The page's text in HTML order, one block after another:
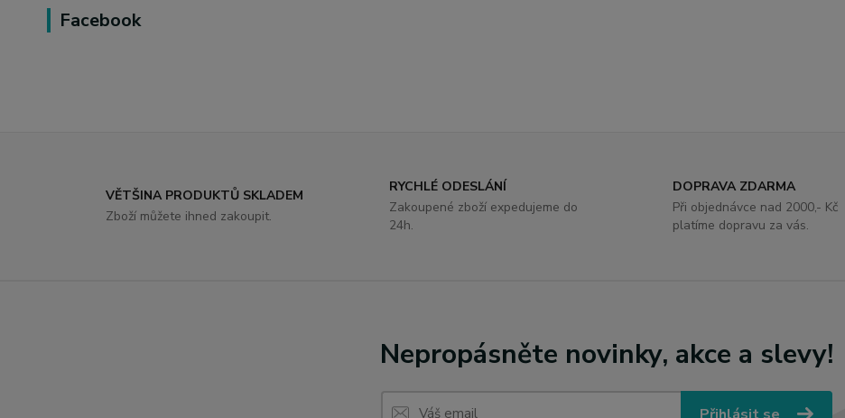
Facebook
VĚTŠINA PRODUKTŮ SKLADEM
Zboží můžete ihned zakoupit.
RYCHLÉ ODESLÁNÍ
Zakoupené zboží expedujeme do
24h.
DOPRAVA ZDARMA
Při objednávce nad 2000,- Kč
platíme dopravu za vás.
Nepropásněte novinky, akce a slevy!